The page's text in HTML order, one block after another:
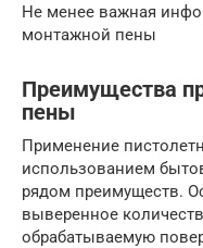
Не менее важная
монтажной пены
Преимущества
пены
Применение
использованием
рядом преимуществ.
выверенное
обрабатываемую